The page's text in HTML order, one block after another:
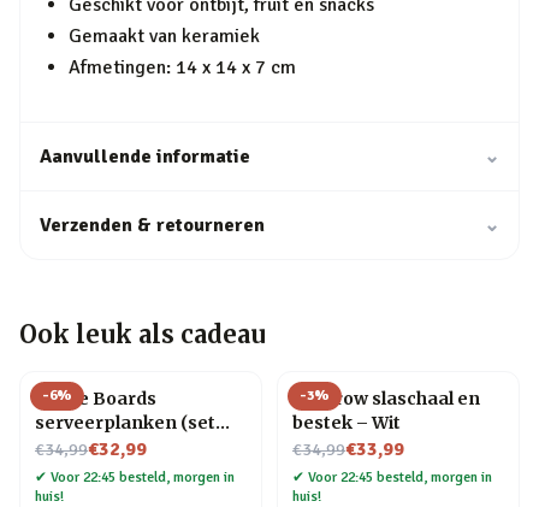
Geschikt voor ontbijt, fruit en snacks
Gemaakt van keramiek
Afmetingen: 14 x 14 x 7 cm
Aanvullende informatie ⌄
Verzenden & retourneren ⌄
Ook leuk als cadeau
-6%
Bottle Boards
serveerplanken (set
van 3)
€34,99
Nu voor€32,99
✔ Voor 22:45 besteld, morgen in
huis!
-3%
Sparrow slaschaal en
bestek – Wit
€34,99
Nu voor€33,99
✔ Voor 22:45 besteld, morgen in
huis!